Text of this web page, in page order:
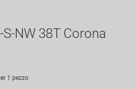
S-NW 38T Corona
1 pezzo